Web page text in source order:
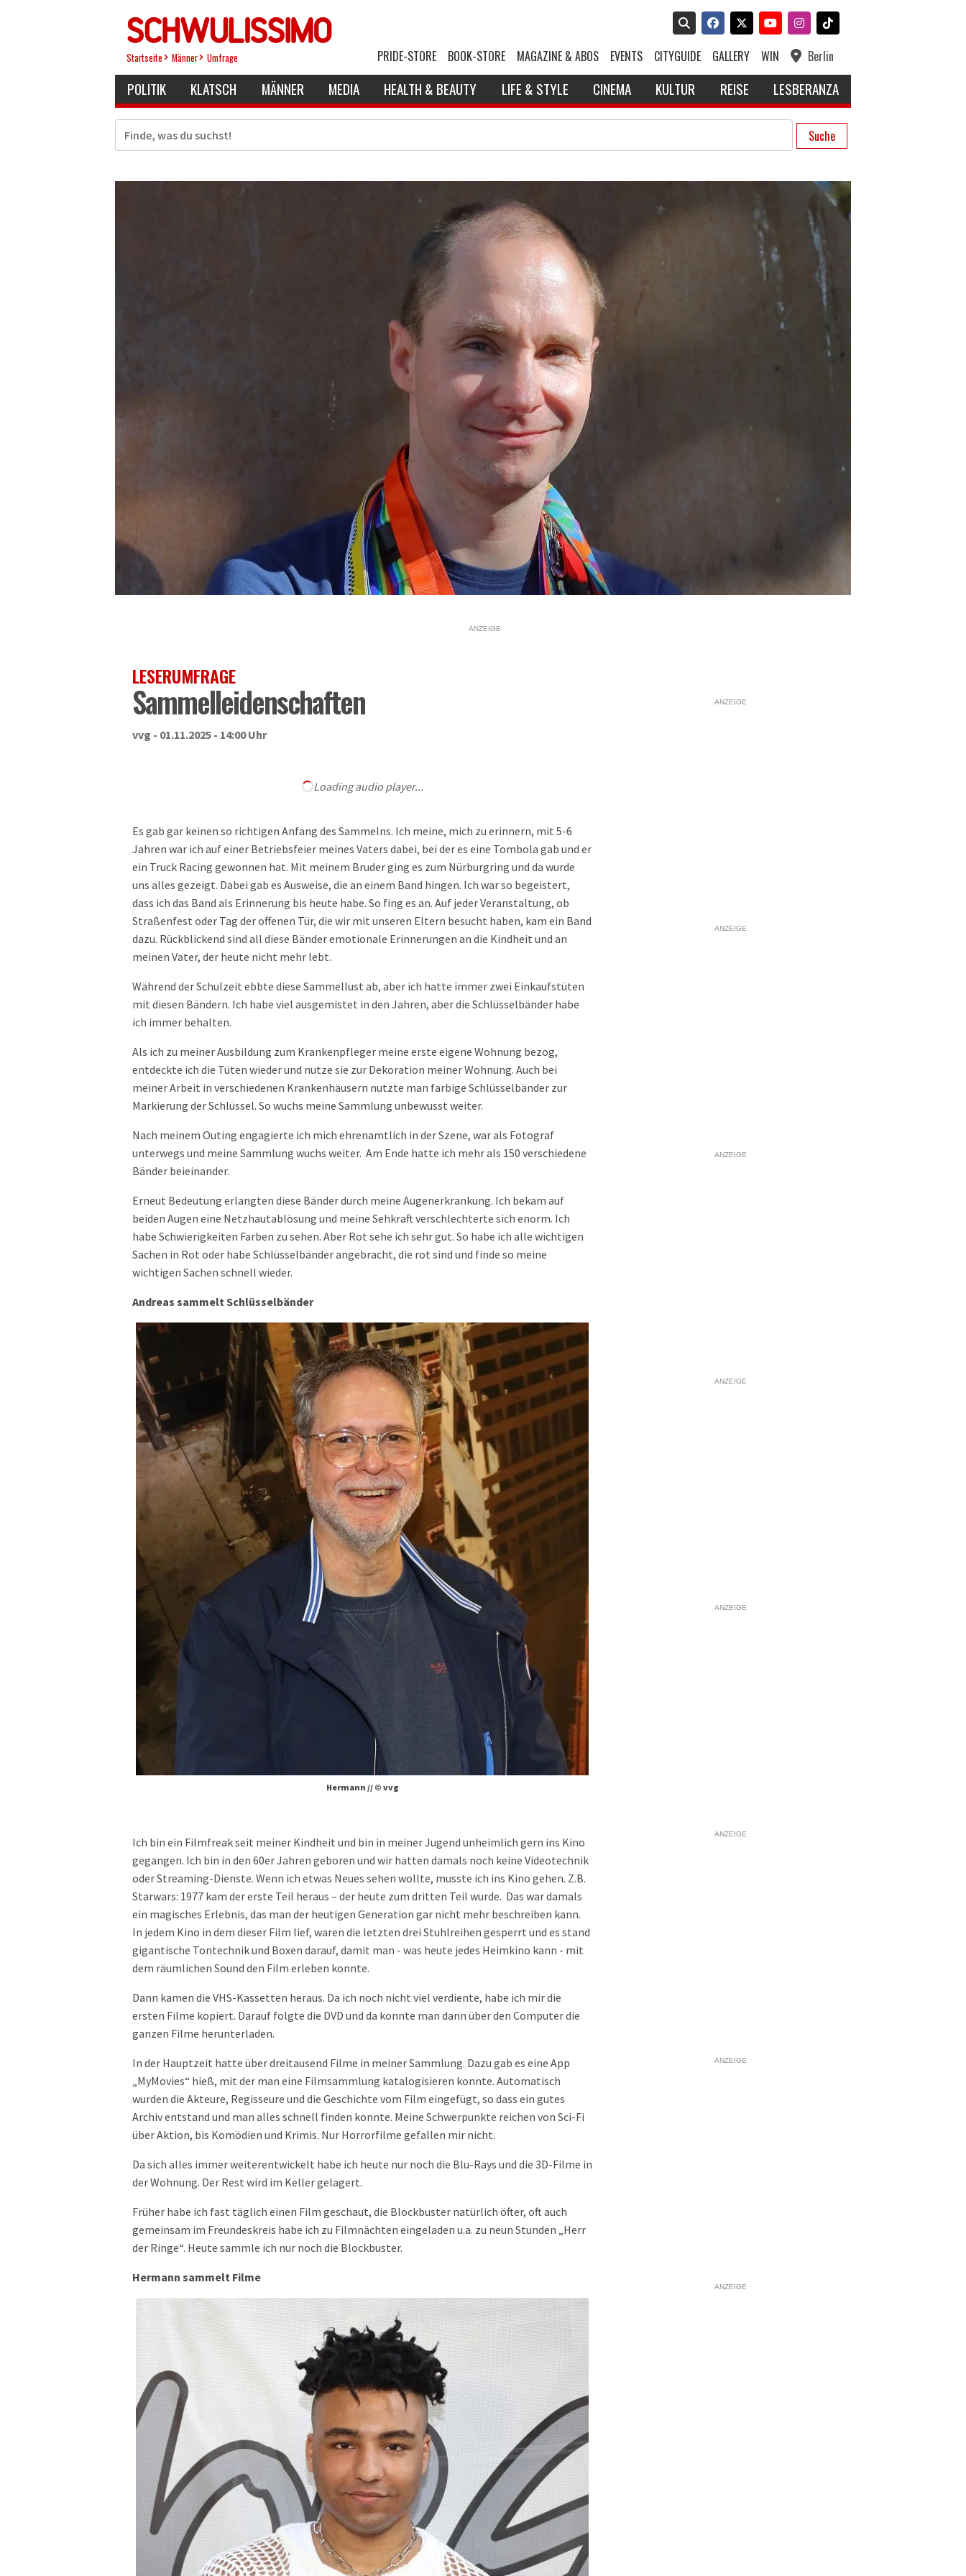
Startseite Männer Umfrage PRIDE-STORE BOOK-STORE MAGAZINE & ABOS EVENTS CITYGUIDE GALLERY WIN Berlin
POLITIK KLATSCH MÄNNER MEDIA HEALTH & BEAUTY LIFE & STYLE CINEMA KULTUR REISE LESBERANZA
Suche
ANZEIGE
LESERUMFRAGE
Sammelleidenschaften
vvg - 01.11.2025 - 14:00 Uhr
Loading audio player...
Es gab gar keinen so richtigen Anfang des Sammelns. Ich meine, mich zu erinnern, mit 5-6
Jahren war ich auf einer Betriebsfeier meines Vaters dabei, bei der es eine Tombola gab und er
ein Truck Racing gewonnen hat. Mit meinem Bruder ging es zum Nürburgring und da wurde
uns alles gezeigt. Dabei gab es Ausweise, die an einem Band hingen. Ich war so begeistert,
dass ich das Band als Erinnerung bis heute habe. So fing es an. Auf jeder Veranstaltung, ob
Straßenfest oder Tag der offenen Tür, die wir mit unseren Eltern besucht haben, kam ein Band
dazu. Rückblickend sind all diese Bänder emotionale Erinnerungen an die Kindheit und an
meinen Vater, der heute nicht mehr lebt.
Während der Schulzeit ebbte diese Sammellust ab, aber ich hatte immer zwei Einkaufstüten
mit diesen Bändern. Ich habe viel ausgemistet in den Jahren, aber die Schlüsselbänder habe
ich immer behalten.
Als ich zu meiner Ausbildung zum Krankenpfleger meine erste eigene Wohnung bezog,
entdeckte ich die Tüten wieder und nutze sie zur Dekoration meiner Wohnung. Auch bei
meiner Arbeit in verschiedenen Krankenhäusern nutzte man farbige Schlüsselbänder zur
Markierung der Schlüssel. So wuchs meine Sammlung unbewusst weiter.
Nach meinem Outing engagierte ich mich ehrenamtlich in der Szene, war als Fotograf
unterwegs und meine Sammlung wuchs weiter. Am Ende hatte ich mehr als 150 verschiedene
Bänder beieinander.
Erneut Bedeutung erlangten diese Bänder durch meine Augenerkrankung. Ich bekam auf
beiden Augen eine Netzhautablösung und meine Sehkraft verschlechterte sich enorm. Ich
habe Schwierigkeiten Farben zu sehen. Aber Rot sehe ich sehr gut. So habe ich alle wichtigen
Sachen in Rot oder habe Schlüsselbänder angebracht, die rot sind und finde so meine
wichtigen Sachen schnell wieder.
Andreas sammelt Schlüsselbänder
Hermann // © vvg
Ich bin ein Filmfreak seit meiner Kindheit und bin in meiner Jugend unheimlich gern ins Kino
gegangen. Ich bin in den 60er Jahren geboren und wir hatten damals noch keine Videotechnik
oder Streaming-Dienste. Wenn ich etwas Neues sehen wollte, musste ich ins Kino gehen. Z.B.
Starwars: 1977 kam der erste Teil heraus – der heute zum dritten Teil wurde. Das war damals
ein magisches Erlebnis, das man der heutigen Generation gar nicht mehr beschreiben kann.
In jedem Kino in dem dieser Film lief, waren die letzten drei Stuhlreihen gesperrt und es stand
gigantische Tontechnik und Boxen darauf, damit man - was heute jedes Heimkino kann - mit
dem räumlichen Sound den Film erleben konnte.
Dann kamen die VHS-Kassetten heraus. Da ich noch nicht viel verdiente, habe ich mir die
ersten Filme kopiert. Darauf folgte die DVD und da konnte man dann über den Computer die
ganzen Filme herunterladen.
In der Hauptzeit hatte über dreitausend Filme in meiner Sammlung. Dazu gab es eine App
„MyMovies“ hieß, mit der man eine Filmsammlung katalogisieren konnte. Automatisch
wurden die Akteure, Regisseure und die Geschichte vom Film eingefügt, so dass ein gutes
Archiv entstand und man alles schnell finden konnte. Meine Schwerpunkte reichen von Sci-Fi
über Aktion, bis Komödien und Krimis. Nur Horrorfilme gefallen mir nicht.
Da sich alles immer weiterentwickelt habe ich heute nur noch die Blu-Rays und die 3D-Filme in
der Wohnung. Der Rest wird im Keller gelagert.
Früher habe ich fast täglich einen Film geschaut, die Blockbuster natürlich öfter, oft auch
gemeinsam im Freundeskreis habe ich zu Filmnächten eingeladen u.a. zu neun Stunden „Herr
der Ringe“. Heute sammle ich nur noch die Blockbuster.
Hermann sammelt Filme
ANZEIGE
ANZEIGE
ANZEIGE
ANZEIGE
ANZEIGE
ANZEIGE
ANZEIGE
ANZEIGE